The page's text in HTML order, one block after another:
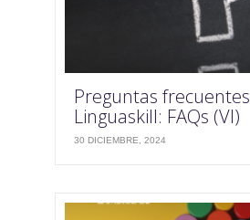
Preguntas frecuentes
Linguaskill: FAQs (VI)
30 DICIEMBRE, 2024